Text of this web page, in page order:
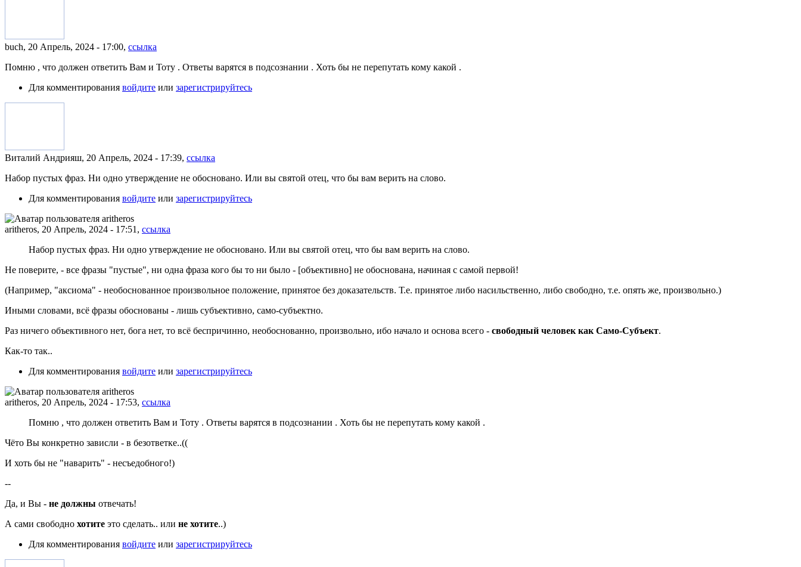
buch, 20 Апрель, 2024 - 17:00, ссылка
Помню , что должен ответить Вам и Тоту . Ответы варятся в подсознании . Хоть бы не перепутать кому какой .
Для комментирования войдите или зарегистрируйтесь
Виталий Андрияш, 20 Апрель, 2024 - 17:39, ссылка
Набор пустых фраз. Ни одно утверждение не обосновано. Или вы святой отец, что бы вам верить на слово.
Для комментирования войдите или зарегистрируйтесь
aritheros, 20 Апрель, 2024 - 17:51, ссылка
Набор пустых фраз. Ни одно утверждение не обосновано. Или вы святой отец, что бы вам верить на слово.
Не поверите, - все фразы "пустые", ни одна фраза кого бы то ни было - [объективно] не обоснована, начиная с самой первой!
(Например, "аксиома" - необоснованное произвольное положение, принятое без доказательств. Т.е. принятое либо насильственно, либо свободно, т.е. опять же, произвольно.)
Иными словами, всё фразы обоснованы - лишь субъективно, само-субъектно.
Раз ничего объективного нет, бога нет, то всё беспричинно, необоснованно, произвольно, ибо начало и основа всего - свободный человек как Само-Субъект.
Как-то так..
Для комментирования войдите или зарегистрируйтесь
aritheros, 20 Апрель, 2024 - 17:53, ссылка
Помню , что должен ответить Вам и Тоту . Ответы варятся в подсознании . Хоть бы не перепутать кому какой .
Чёто Вы конкретно зависли - в безответке..((
И хоть бы не "наварить" - несъедобного!)
--
Да, и Вы - не должны отвечать!
А сами свободно хотите это сделать.. или не хотите..)
Для комментирования войдите или зарегистрируйтесь